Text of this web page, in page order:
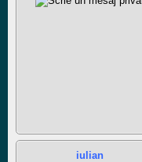
iulian